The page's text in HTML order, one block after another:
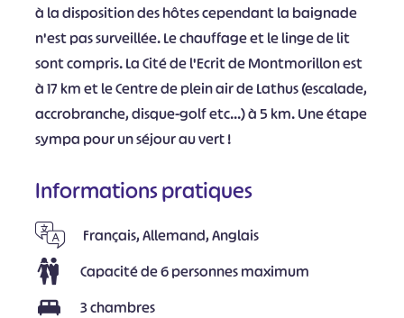
à la disposition des hôtes cependant la baignade
n'est pas surveillée. Le chauffage et le linge de lit
sont compris. La Cité de l'Ecrit de Montmorillon est
à 17 km et le Centre de plein air de Lathus (escalade,
accrobranche, disque-golf etc...) à 5 km. Une étape
sympa pour un séjour au vert !
Informations pratiques
Français, Allemand, Anglais
Capacité de 6 personnes maximum
3 chambres